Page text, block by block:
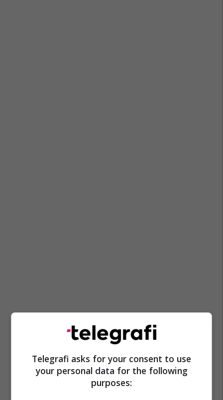
Telegrafi asks for your consent to use
your personal data for the following
purposes: